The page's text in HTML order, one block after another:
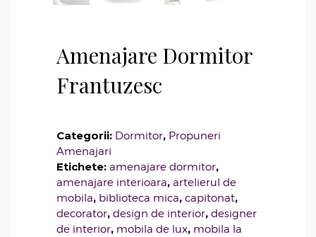
Amenajare Dormitor
Frantuzesc
Categorii: Dormitor, Propuneri
Amenajari
Etichete: amenajare dormitor,
amenajare interioara, artelierul de
mobila, biblioteca mica, capitonat,
decorator, design de interior, designer
de interior, mobila de lux, mobila la